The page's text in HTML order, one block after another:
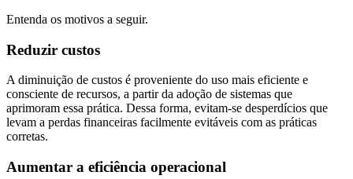
Entenda os motivos a seguir.
Reduzir custos
A diminuição de custos é proveniente do uso mais eficiente e
consciente de recursos, a partir da adoção de sistemas que
aprimoram essa prática. Dessa forma, evitam-se desperdícios que
levam a perdas financeiras facilmente evitáveis com as práticas
corretas.
Aumentar a eficiência operacional